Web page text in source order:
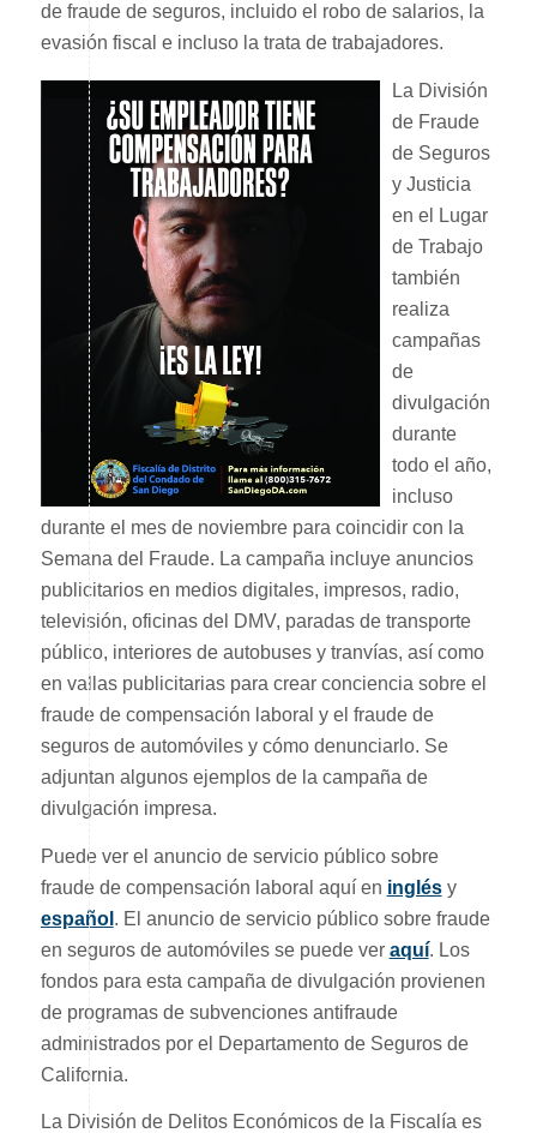
de fraude de seguros, incluido el robo de salarios, la
evasión fiscal e incluso la trata de trabajadores.
La División
de Fraude
de Seguros
y Justicia
en el Lugar
de Trabajo
también
realiza
campañas
de
divulgación
durante
todo el año,
incluso
durante el mes de noviembre para coincidir con la
Semana del Fraude. La campaña incluye anuncios
publicitarios en medios digitales, impresos, radio,
televisión, oficinas del DMV, paradas de transporte
público, interiores de autobuses y tranvías, así como
en vallas publicitarias para crear conciencia sobre el
fraude de compensación laboral y el fraude de
seguros de automóviles y cómo denunciarlo. Se
adjuntan algunos ejemplos de la campaña de
divulgación impresa.
Puede ver el anuncio de servicio público sobre
fraude de compensación laboral aquí en inglésy
español . El anuncio de servicio público sobre fraude
en seguros de automóviles se puede ver aquí. Los
fondos para esta campaña de divulgación provienen
de programas de subvenciones antifraude
administrados por el Departamento de Seguros de
California.
La División de Delitos Económicos de la Fiscalía es